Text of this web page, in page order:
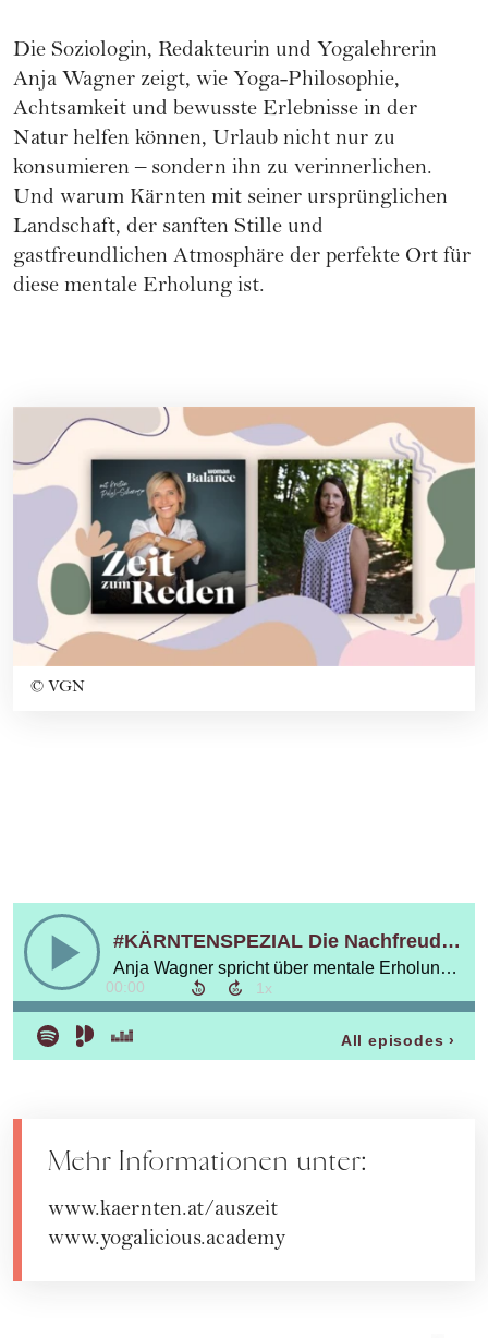
Die Soziologin, Redakteurin und Yogalehrerin
Anja Wagner zeigt, wie Yoga-Philosophie,
Achtsamkeit und bewusste Erlebnisse in der
Natur helfen können, Urlaub nicht nur zu
konsumieren – sondern ihn zu verinnerlichen.
Und warum Kärnten mit seiner ursprünglichen
Landschaft, der sanften Stille und
gastfreundlichen Atmosphäre der perfekte Ort für
diese mentale Erholung ist.
© VGN
Mehr Informationen unter:
www.kaernten.at/auszeit
www.yogalicious.academy